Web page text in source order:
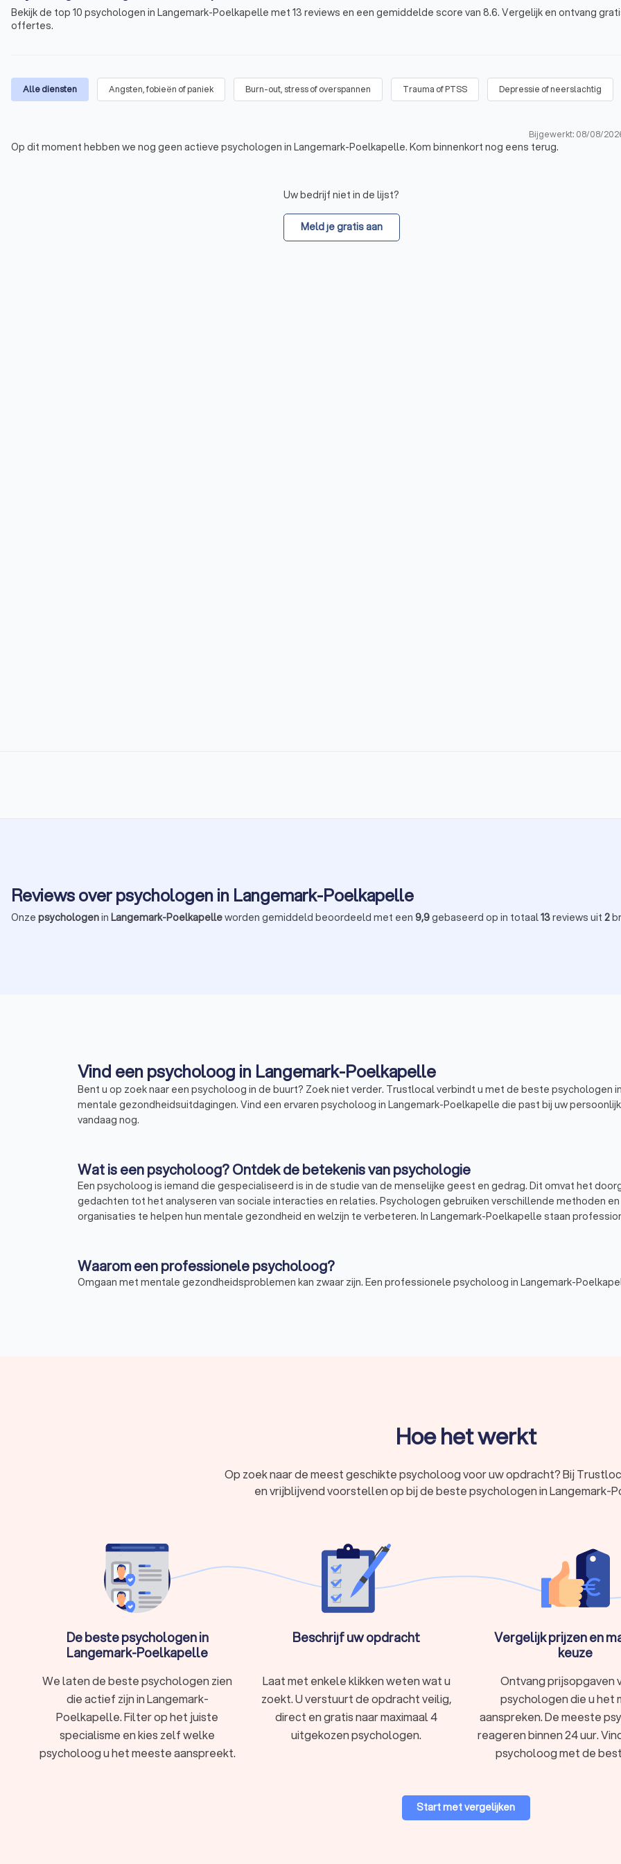
Bekijk de top 10 psychologen in Langemark-Poelkapelle met 13 reviews en een gemiddelde score van 8.6. Vergelijk en ontvang
offertes.
Alle diensten Angsten, fobieën of paniek Burn-out, stress of overspannen Trauma of PTSS Depressie of neerslachtig
Bijgewerkt: 08/08/
Op dit moment hebben we nog geen actieve psychologen in Langemark-Poelkapelle. Kom binnenkort nog eens terug.
Uw bedrijf niet in de lijst?
Meld je gratis aan
Reviews over psychologen in Langemark-Poelkapelle
Onze psychologenin Langemark-Poelkapelleworden gemiddeld beoordeeld met een 9,9gebaseerd op in totaal13reviews uit 2
Vind een psycholoog in Langemark-Poelkapelle
Bent u op zoek naar een psycholoog in de buurt? Zoek niet verder. Trustlocal verbindt u met de beste psychologen
mentale gezondheidsuitdagingen. Vind een ervaren psycholoog in Langemark-Poelkapelle die past bij uw
vandaag nog.
Wat is een psycholoog? Ontdek de betekenis van psychologie
Een psycholoog is iemand die gespecialiseerd is in de studie van de menselijke geest en gedrag. Dit omvat het
gedachten tot het analyseren van sociale interacties en relaties. Psychologen gebruiken verschillende methoden
organisaties te helpen hun mentale gezondheid en welzijn te verbeteren. In Langemark-Poelkapelle staan
Waarom een professionele psycholoog?
Omgaan met mentale gezondheidsproblemen kan zwaar zijn. Een professionele psycholoog in Langemark-
Er zijn verschillende soorten psychologen in Langemark-Poelkapelle, elk met hun eigen specialisme. Klinische
diagnosticeren en behandelen van mentale, emotionele en gedragsstoornissen. Arbeids- en
Langemark-Poelkapelle die gespecialiseerd zijn in:
Angsten, fobieën, of paniek
Onzekerheid, eenzaamheid of negatief zelfbeeld
Gedragsproblemen
Relatie- of gezinsproblemen
Verlies of rouwverwerking
Verslaving
Loopbaan of werkgerelateerd probleem
Filter op de uitdaging waar u mee kampt en vind psychologen in Langemark-Poelkapelle die hierin gespecialiseerd zijn.
Trustlocal voor het vinden van psychologische hulp
Met Trustlocal vindt en vergelijkt u eenvoudig psychologen in Langemark-Poelkapelle met in totaal 13 reviews en een gemiddelde score van 8.6. Wij bieden een lijst
van professionele psychologen in Langemark-Poelkapelle die beantwoorden aan uw specifieke criteria. Gebruik
wat u doormaakt. Zoek niet verder, vind een psycholoog in Langemark-Poelkapelle die aanvoelt als de juiste match
gelukkiger leven.
Hoe het werkt
Op zoek naar de meest geschikte psycholoog voor uw opdracht? Bij
en vrijblijvend voorstellen op bij de beste psychologen in Langemark-
De beste psychologen in
Langemark-Poelkapelle
We laten de beste psychologen zien
die actief zijn in Langemark-
Poelkapelle. Filter op het juiste
specialisme en kies zelf welke
psycholoog u het meeste aanspreekt.
Beschrijf uw opdracht
Laat met enkele klikken weten wat u
zoekt. U verstuurt de opdracht veilig,
direct en gratis naar maximaal 4
uitgekozen psychologen.
Vergelijk prijzen en
keuze
Ontvang prijsopgaven
psychologen die u het
aanspreken. De meeste
reageren binnen 24 uur.
psycholoog met de
Start met vergelijken